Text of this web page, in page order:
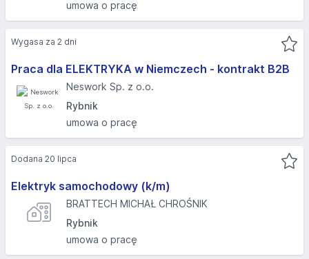
umowa o pracę
Praca dla ELEKTRYKA w Niemczech - kontrakt B2B
Neswork Sp. z o.o.
Rybnik
umowa o pracę
Wygasa za 2 dni
Elektryk samochodowy (k/m)
BRATTECH MICHAŁ CHROŚNIK
Rybnik
umowa o pracę
Dodana 20 lipca